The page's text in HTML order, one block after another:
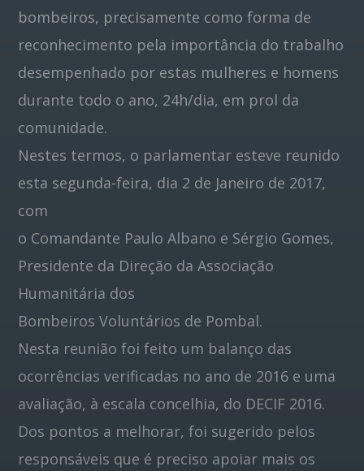
bombeiros, precisamente como forma de
reconhecimento pela importância do trabalho
desempenhado por estas mulheres e homens
durante todo o ano, 24h/dia, em prol da
comunidade.
Nestes termos, o parlamentar esteve reunido
esta segunda-feira, dia 2 de Janeiro de 2017,
com
o Comandante Paulo Albano e Sérgio Gomes,
Presidente da Direção da Associação
Humanitária dos
Bombeiros Voluntários de Pombal.
Nesta reunião foi feito um balanço das
ocorrências verificadas no ano de 2016 e uma
avaliação, à escala concelhia, do DECIF 2016.
Dos pontos a melhorar, foi sugerido pelos
responsáveis que é preciso apoiar mais os